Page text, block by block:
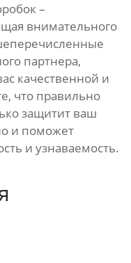
–
внимательного
партнера,
качественной и
что правильно
защитит ваш
и поможет
и узнаваемость.